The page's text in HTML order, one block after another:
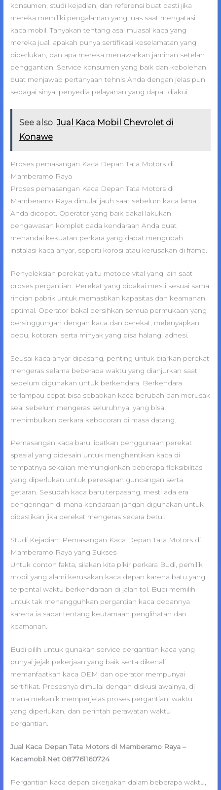
konsumen, studi kejadian, dan referensi buat pasti jika
mereka memiliki pengalaman yang luas saat mengatasi
kaca mobil. Tanyakan tentang asal muasal kaca yang
mereka jual, apakah punya sertifikasi keselamatan yang
diperlukan, dan apa mereka menawarkan jaminan setelah
penggantian. Service konsumen yang baik dan kebolehan
buat menjawab pertanyaan tehnis Anda dengan jelas pun
sebagai sinyal penyedia pelayanan yang dapat diakui.
See also Jual Kaca Mobil Chevrolet di
Konawe
Proses pemasangan Kaca Depan Tata Motors di
Mamberamo Raya
Proses pemasangan Kaca Depan Tata Motors di
Mamberamo Raya dimulai jauh saat sebelum kaca lama
Anda dicopot. Operator yang baik bakal lakukan
pengawasan komplet pada kendaraan Anda buat
menandai kekuatan perkara yang dapat mengubah
instalasi kaca anyar, seperti korosi atau kerusakan di frame.
Penyeleksian perekat yaitu metode vital yang lain saat
proses pergantian. Perekat yang dipakai mesti sesuai sama
rincian pabrik untuk memastikan kapasitas dan keamanan
optimal. Operator bakal bersihkan semua permukaan yang
bersinggungan dengan kaca dan perekat, melenyapkan
debu, kotoran, serta minyak yang bisa halangi adhesi.
Seusai kaca anyar dipasang, penting untuk biarkan perekat
mengeras selama beberapa waktu yang dianjurkan saat
sebelum digunakan untuk berkendara. Berkendara
terlampau cepat bisa sebabkan kaca berubah dan merusak
seal sebelum mengeras seluruhnya, yang bisa
menimbulkan perkara kebocoran di masa datang.
Pemasangan kaca baru libatkan penggunaan perekat
spesial yang didesain untuk menghentikan kaca di
tempatnya sekalian memungkinkan beberapa fleksibilitas
yang diperlukan untuk peresapan guncangan serta
getaran. Sesudah kaca baru terpasang, mesti ada era
pengeringan di mana kendaraan jangan digunakan untuk
dipastikan jika perekat mengeras secara betul.
Studi Kejadian: Pemasangan Kaca Depan Tata Motors di
Mamberamo Raya yang Sukses
Untuk contoh fakta, silakan kita pikir perkara Budi, pemilik
mobil yang alami kerusakan kaca depan karena batu yang
terpental waktu berkendaraan di jalan tol. Budi memilih
untuk tak menangguhkan pergantian kaca depannya
karena ia sadar tentang keutamaan penglihatan dan
keamanan.
Budi pilih untuk gunakan service pergantian kaca yang
punyai jejak pekerjaan yang baik serta dikenali
memanfaatkan kaca OEM dan operator mempunyai
sertifikat. Prosesnya dimulai dengan diskusi awalnya, di
mana mekanik memperjelas proses pergantian, waktu
yang diperlukan, dan perintah perawatan waktu
pergantian.
Jual Kaca Depan Tata Motors di Mamberamo Raya –
Kacamobil.Net 087761160724
Pergantian kaca depan dikerjakan dalam beberapa waktu,